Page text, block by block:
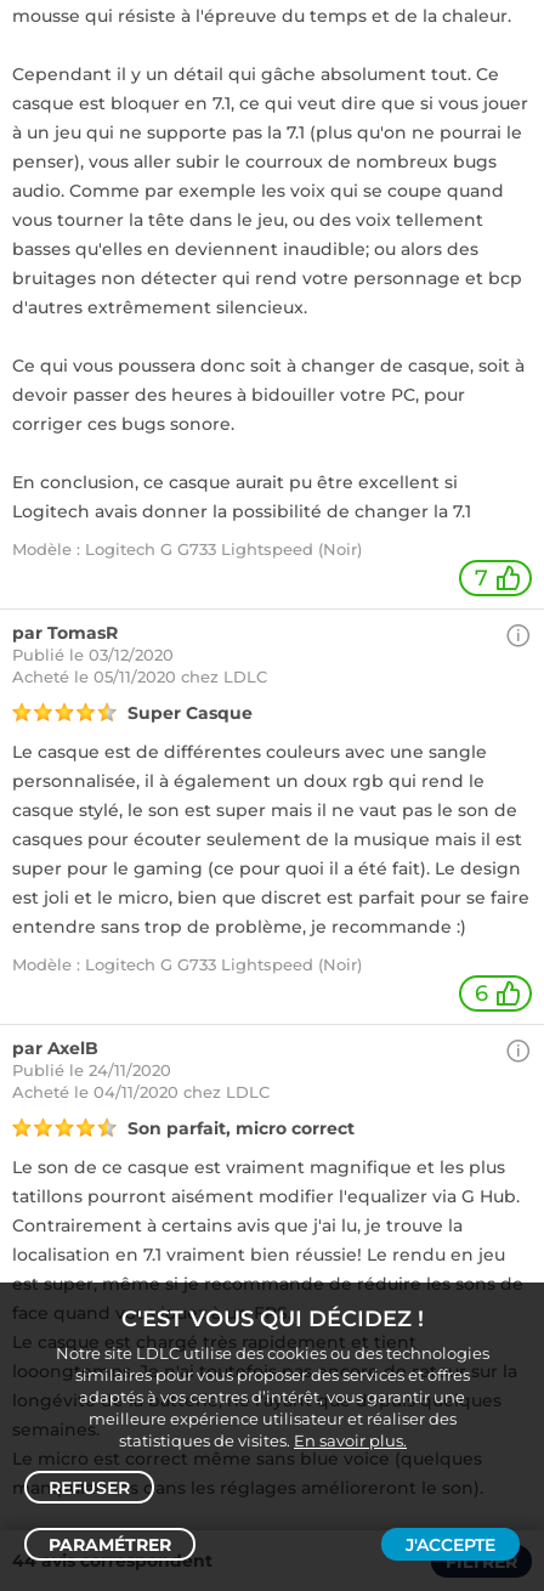
44 avis correspondent FILTRER
Trier /Filtrer
mousse qui résiste à l'épreuve du temps et de la chaleur.
Cependant il y un détail qui gâche absolument tout. Ce
casque est bloquer en 7.1, ce qui veut dire que si vous jouer
à un jeu qui ne supporte pas la 7.1 (plus qu'on ne pourrai le
penser), vous aller subir le courroux de nombreux bugs
audio. Comme par exemple les voix qui se coupe quand
vous tourner la tête dans le jeu, ou des voix tellement
basses qu'elles en deviennent inaudible; ou alors des
bruitages non détecter qui rend votre personnage et bcp
d'autres extrêmement silencieux.
Ce qui vous poussera donc soit à changer de casque, soit à
devoir passer des heures à bidouiller votre PC, pour
corriger ces bugs sonore.
En conclusion, ce casque aurait pu être excellent si
Logitech avais donner la possibilité de changer la 7.1
Modèle : Logitech G G733 Lightspeed (Noir)
7
par TomasR
Publié le 03/12/2020
Acheté le 05/11/2020 chez LDLC
Super Casque
Le casque est de différentes couleurs avec une sangle
personnalisée, il à également un doux rgb qui rend le
casque stylé, le son est super mais il ne vaut pas le son de
casques pour écouter seulement de la musique mais il est
super pour le gaming (ce pour quoi il a été fait). Le design
est joli et le micro, bien que discret est parfait pour se faire
entendre sans trop de problème, je recommande :)
Modèle : Logitech G G733 Lightspeed (Noir)
6
par AxelB
Publié le 24/11/2020
Acheté le 04/11/2020 chez LDLC
Son parfait, micro correct
Le son de ce casque est vraiment magnifique et les plus
tatillons pourront aisément modifier l'equalizer via G Hub.
Contrairement à certains avis que j'ai lu, je trouve la
localisation en 7.1 vraiment bien réussie! Le rendu en jeu
est super, même si je recommande de réduire les sons de
face quand vous jouez à un FPS.
Le casque est chargé très rapidement et tient
looongtemps. Je n'ai toutefois pas encore de retour sur la
longévité de la batterie, ne l'ayant que depuis quelques
semaines.
Le micro est correct même sans blue voice (quelques
manipulations dans les réglages amélioreront le son).
Seul "bémol": j'appuie sur le bouton "on-off" à chaque fois
que je mets/retire le casque...
C'EST VOUS QUI DÉCIDEZ !
Notre site LDLC utilise des cookies ou des technologies
similaires pour vous proposer des services et offres
adaptés à vos centres d’intérêt, vous garantir une
meilleure expérience utilisateur et réaliser des
statistiques de visites. En savoir plus.
REFUSER
PARAMÉTRER J'ACCEPTE